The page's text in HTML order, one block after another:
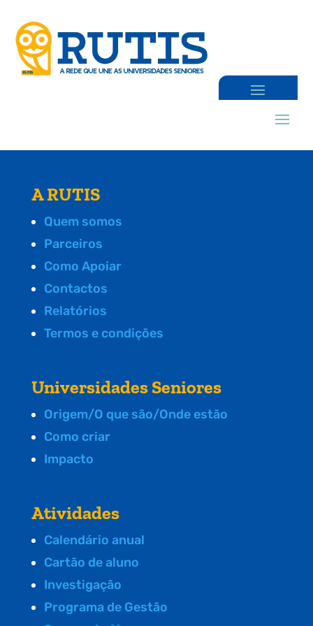
A RUTIS
Quem somos
Parceiros
Como Apoiar
Contactos
Relatórios
Termos e condições
Universidades Seniores
Origem/O que são/Onde estão
Como criar
Impacto
Atividades
Calendário anual
Cartão de aluno
Investigação
Programa de Gestão